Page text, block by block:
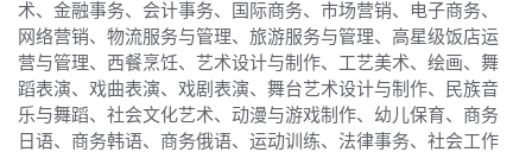
术、金融事务、会计事务、国际商务、市场营销、电子商务、
网络营销、物流服务与管理、旅游服务与管理、高星级饭店运
营与管理、西餐烹饪、艺术设计与制作、工艺美术、绘画、舞
蹈表演、戏曲表演、戏剧表演、舞台艺术设计与制作、民族音
乐与舞蹈、社会文化艺术、动漫与游戏制作、幼儿保育、商务
日语、商务韩语、商务俄语、运动训练、法律事务、社会工作